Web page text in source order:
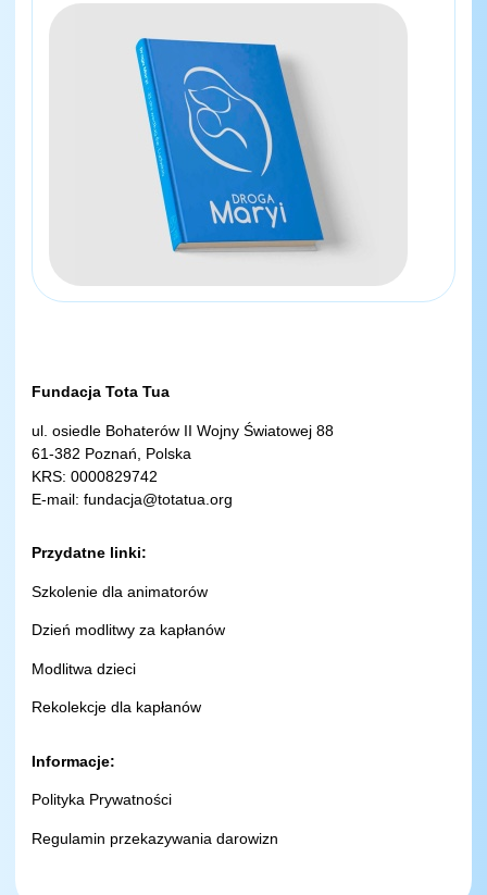
Fundacja Tota Tua
ul. osiedle Bohaterów II Wojny Światowej 88
61-382 Poznań, Polska
KRS: 0000829742
E-mail:fundacja@totatua.org
Przydatne linki:
Szkolenie dla animatorów
Dzień modlitwy za kapłanów
Modlitwa dzieci
Rekolekcje dla kapłanów
Informacje:
Polityka Prywatności
Regulamin przekazywania darowizn